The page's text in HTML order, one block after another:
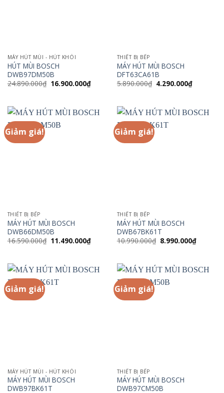
MÁY HÚT MÙI - HÚT KHÓI
HÚT MÙI BOSCH
DWB97DM50B
24.890.000₫ Giá
16.900.000₫Giá
hiện
16.900.000₫.
THIẾT BỊ BẾP
MÁY HÚT MÙI BOSCH
DFT63CA61B
5.890.000₫ Giá
4.290.000₫Giá
hiện
Giảm giá!
THIẾT BỊ BẾP
MÁY HÚT MÙI BOSCH
DWB66DM50B
16.590.000₫ Giá
gốc
11.490.000₫Giá
hiện
11.490.000₫.
Giảm giá!
THIẾT BỊ BẾP
MÁY HÚT MÙI BOSCH
DWB67BK61T
10.990.000₫ Giá
gốc
8.990.000₫Giá
hiện
Giảm giá!
MÁY HÚT MÙI - HÚT KHÓI
MÁY HÚT MÙI BOSCH
DWB97BK61T
Giảm giá!
THIẾT BỊ BẾP
MÁY HÚT MÙI BOSCH
DWB97CM50B